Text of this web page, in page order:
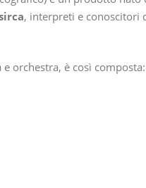
, interpreti e conoscitori
orchestra, è così composta: